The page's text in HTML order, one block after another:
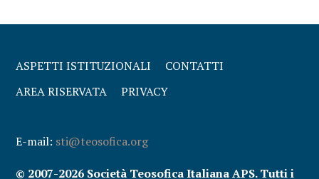
ASPETTI ISTITUZIONALI
CONTATTI
AREA RISERVATA
PRIVACY
E-mail: sti@teosofica.org
© 2007-2026 Società Teosofica Italiana APS. Tutti i